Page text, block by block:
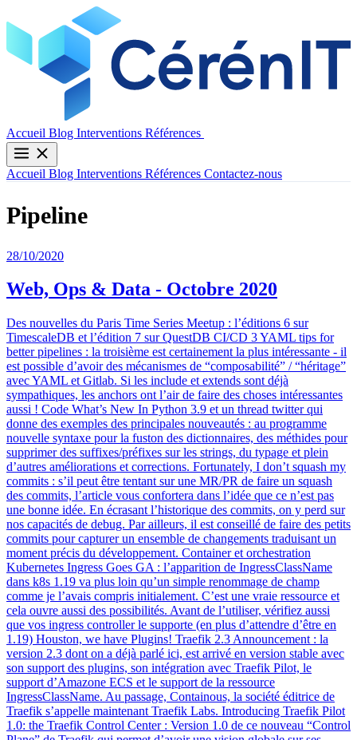
Accueil Blog Interventions Références
Accueil Blog Interventions Références Contactez-nous
Pipeline
28/10/2020
Web, Ops & Data - Octobre 2020
Des nouvelles du Paris Time Series Meetup : l’éditions 6 sur
TimescaleDB et l’édition 7 sur QuestDB CI/CD 3 YAML tips for
better pipelines : la troisième est certainement la plus intéressante - il
est possible d’avoir des mécanismes de “composabilité” / “héritage”
avec YAML et Gitlab. Si les include et extends sont déjà
sympathiques, les anchors ont l’air de faire des choses intéressantes
aussi ! Code What’s New In Python 3.9 et un thread twitter qui
donne des exemples des principales nouveautés : au programme
nouvelle syntaxe pour la fuston des dictionnaires, des méthides pour
supprimer des suffixes/préfixes sur les strings, du typage et plein
d’autres améliorations et corrections. Fortunately, I don’t squash my
commits : s’il peut être tentant sur une MR/PR de faire un squash
des commits, l’article vous confortera dans l’idée que ce n’est pas
une bonne idée. En écrasant l’historique des commits, on y perd sur
nos capacités de debug. Par ailleurs, il est conseillé de faire des petits
commits pour capturer un ensemble de changements traduisant un
moment précis du développement. Container et orchestration
Kubernetes Ingress Goes GA : l’apparition de IngressClassName
dans k8s 1.19 va plus loin qu’un simple renommage de champ
comme je l’avais compris initialement. C’est une vraie ressource et
cela ouvre aussi des possibilités. Avant de l’utiliser, vérifiez aussi
que vos ingress controller le supporte (en plus d’attendre d’être en
1.19) Houston, we have Plugins! Traefik 2.3 Announcement : la
version 2.3 dont on a déjà parlé ici, est arrivé en version stable avec
son support des plugins, son intégration avec Traefik Pilot, le
support d’Amazone ECS et le support de la ressource
IngressClassName. Au passage, Containous, la société éditrice de
Traefik s’appelle maintenant Traefik Labs. Introducing Traefik Pilot
1.0: the Traefik Control Center : Version 1.0 de ce nouveau “Control